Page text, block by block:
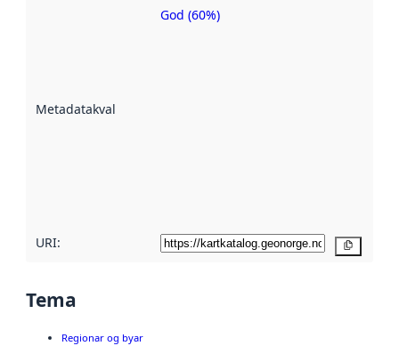
Metadatakvalitet
Metadatakvalitet
God (60%)
URI:
Tema
Regionar og byar